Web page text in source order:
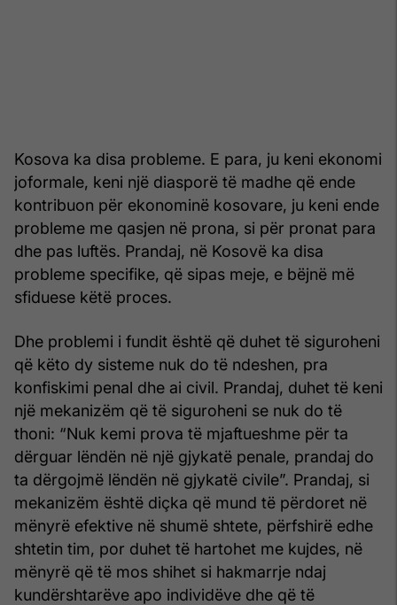
Kosova ka disa probleme. E para, ju keni ekonomi
joformale, keni një diasporë të madhe që ende
kontribuon për ekonominë kosovare, ju keni ende
probleme me qasjen në prona, si për pronat para
dhe pas luftës. Prandaj, në Kosovë ka disa
probleme specifike, që sipas meje, e bëjnë më
sfiduese këtë proces.
Dhe problemi i fundit është që duhet të siguroheni
që këto dy sisteme nuk do të ndeshen, pra
konfiskimi penal dhe ai civil. Prandaj, duhet të keni
një mekanizëm që të siguroheni se nuk do të
thoni: “Nuk kemi prova të mjaftueshme për ta
dërguar lëndën në një gjykatë penale, prandaj do
ta dërgojmë lëndën në gjykatë civile”. Prandaj, si
mekanizëm është diçka që mund të përdoret në
mënyrë efektive në shumë shtete, përfshirë edhe
shtetin tim, por duhet të hartohet me kujdes, në
mënyrë që të mos shihet si hakmarrje ndaj
kundërshtarëve apo individëve dhe që të